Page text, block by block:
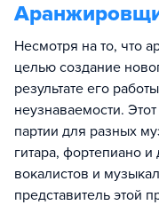
Несмотря на то, что
целью создание
результате его
неузнаваемости.
партии для разных
гитара, фортепиано
вокалистов и
представитель этой